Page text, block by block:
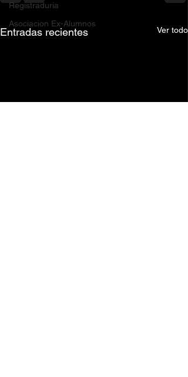
Registraduria
Asociacion Ex-Alumnos
Entradas recientes Ver todo